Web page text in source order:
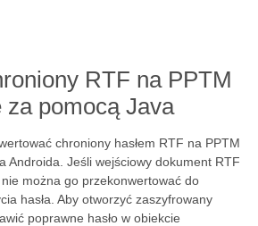
RTF na PPTM
za pomocą Java
chroniony hasłem RTF na PPTM
Androida. Jeśli wejściowy dokument RTF
można go przekonwertować do
hasła. Aby otworzyć zaszyfrowany
poprawne hasło w obiekcie